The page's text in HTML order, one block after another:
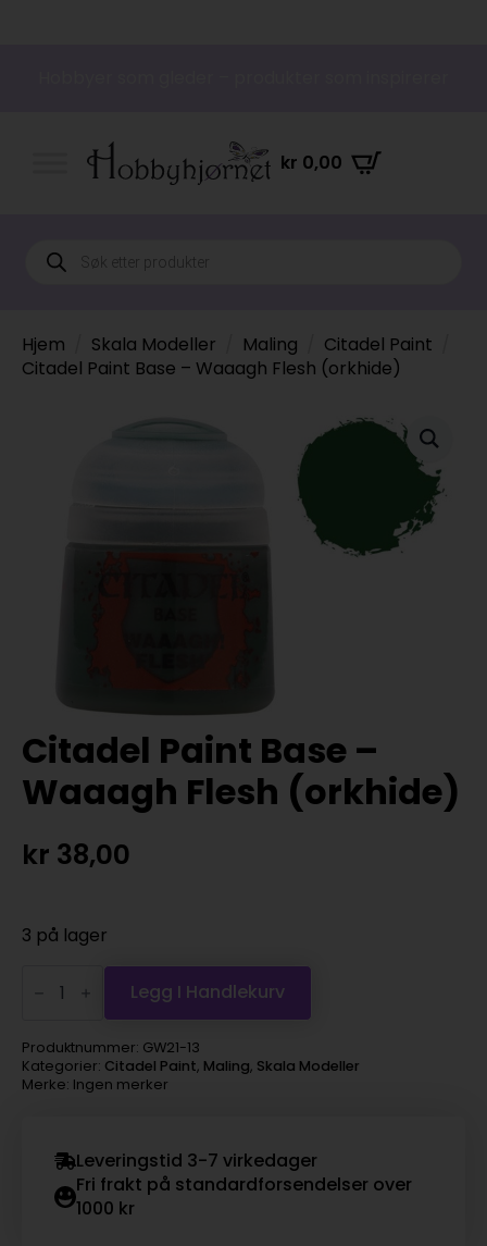
kr 0,00
Products
search
Hjem Skala Modeller Maling
Citadel Paint
Citadel Paint Base – Waaagh Flesh (orkhide)
Citadel Paint Base –
Waaagh Flesh (orkhide)
kr 38,00
3 på lager
Paint
Base
Waaagh
Flesh
(orkhide)
antall
Legg I Handlekurv
Produktnummer: GW21-13
Kategorier: Citadel Paint, Maling, Skala Modeller
Merke: Ingen merker
Leveringstid 3-7 virkedager
Fri frakt på standardforsendelser over
1000 kr